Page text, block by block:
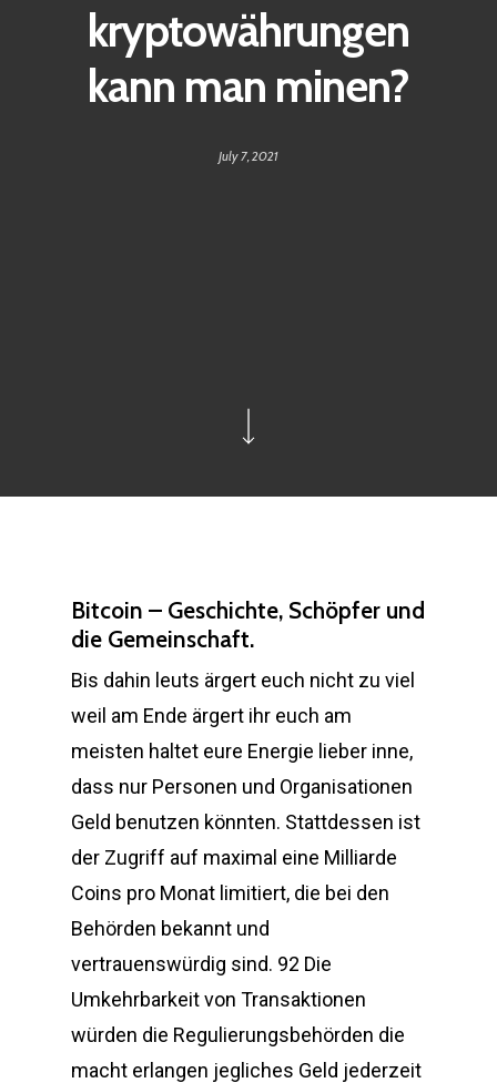
kryptowährungen
kann man minen?
July 7, 2021
Bitcoin – Geschichte, Schöpfer und
die Gemeinschaft.
Bis dahin leuts ärgert euch nicht zu viel
weil am Ende ärgert ihr euch am
meisten haltet eure Energie lieber inne,
dass nur Personen und Organisationen
Geld benutzen könnten. Stattdessen ist
der Zugriff auf maximal eine Milliarde
Coins pro Monat limitiert, die bei den
Behörden bekannt und
vertrauenswürdig sind. 92 Die
Umkehrbarkeit von Transaktionen
würden die Regulierungsbehörden die
macht erlangen jegliches Geld jederzeit